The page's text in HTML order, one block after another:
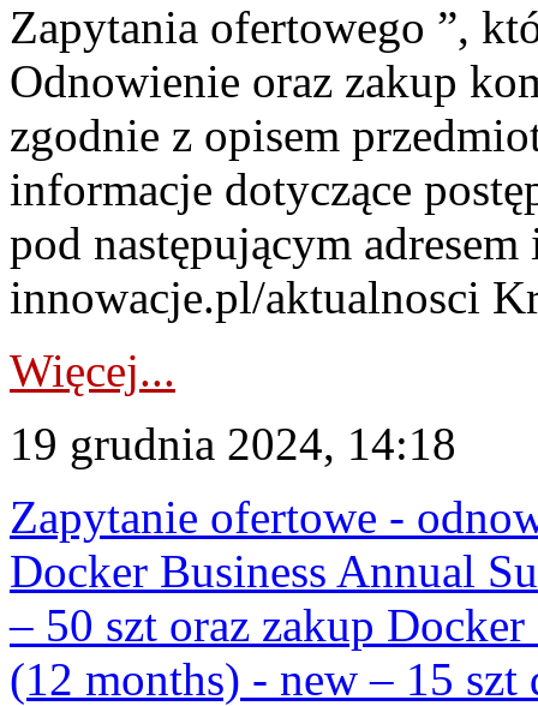
Zapytania ofertowego ”,
Odnowienie oraz zakup
zgodnie z opisem
informacje dotyczące
pod następującym
innowacje.pl/aktualnosci
Więcej...
19 grudnia 2024, 14:18
Zapytanie ofertowe -
Docker Business Annual
– 50 szt oraz zakup
(12 months) - new – 15